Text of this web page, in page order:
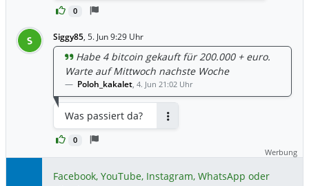
0
S Siggy85, 5. Jun 9:29 Uhr
0
Habe 4 bitcoin gekauft für 200.000 + euro.
Warte auf Mittwoch nachste Woche
Poloh_kakalet, 4. Jun 21:02 Uhr
Was passiert da?
Werbung
Facebook, YouTube, Instagram, WhatsApp oder